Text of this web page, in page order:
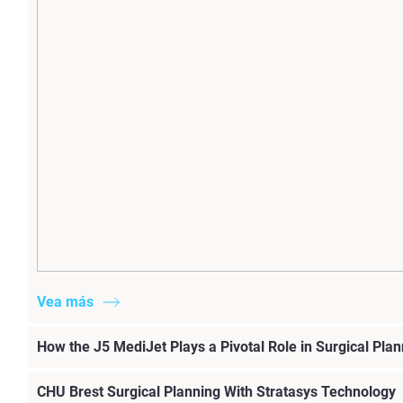
Vea más
How the J5 MediJet Plays a Pivotal Role in Surgical
CHU Brest Surgical Planning With Stratasys Technology